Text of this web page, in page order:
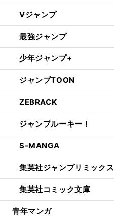
Vジャンプ
最強ジャンプ
少年ジャンプ+
ジャンプTOON
ZEBRACK
ジャンプルーキー！
S-MANGA
集英社ジャンプリミックス
集英社コミック文庫
青年マンガ